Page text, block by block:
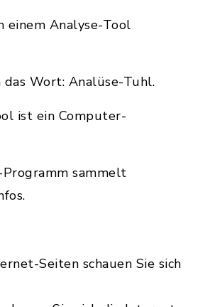
einem Analyse-Tool
das Wort: Analüse-Tuhl.
ist ein Computer-
sammelt
Seiten schauen Sie sich